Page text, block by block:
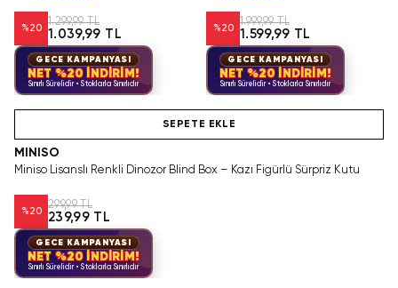
%20
1.299,99 TL
1.039,99 TL
GECE KAMPANYASI
NET %20 İNDİRİM!
Sınırlı Sürelidir • Stoklarla Sınırlıdır
%20
1.999,99 TL
1.599,99 TL
GECE KAMPANYASI
NET %20 İNDİRİM!
Sınırlı Sürelidir • Stoklarla Sınırlıdır
SEPETE EKLE
MINISO
Miniso Lisanslı Renkli Dinozor Blind Box – Kazı Figürlü Sürpriz Kutu
%20
299,99 TL
239,99 TL
GECE KAMPANYASI
NET %20 İNDİRİM!
Sınırlı Sürelidir • Stoklarla Sınırlıdır